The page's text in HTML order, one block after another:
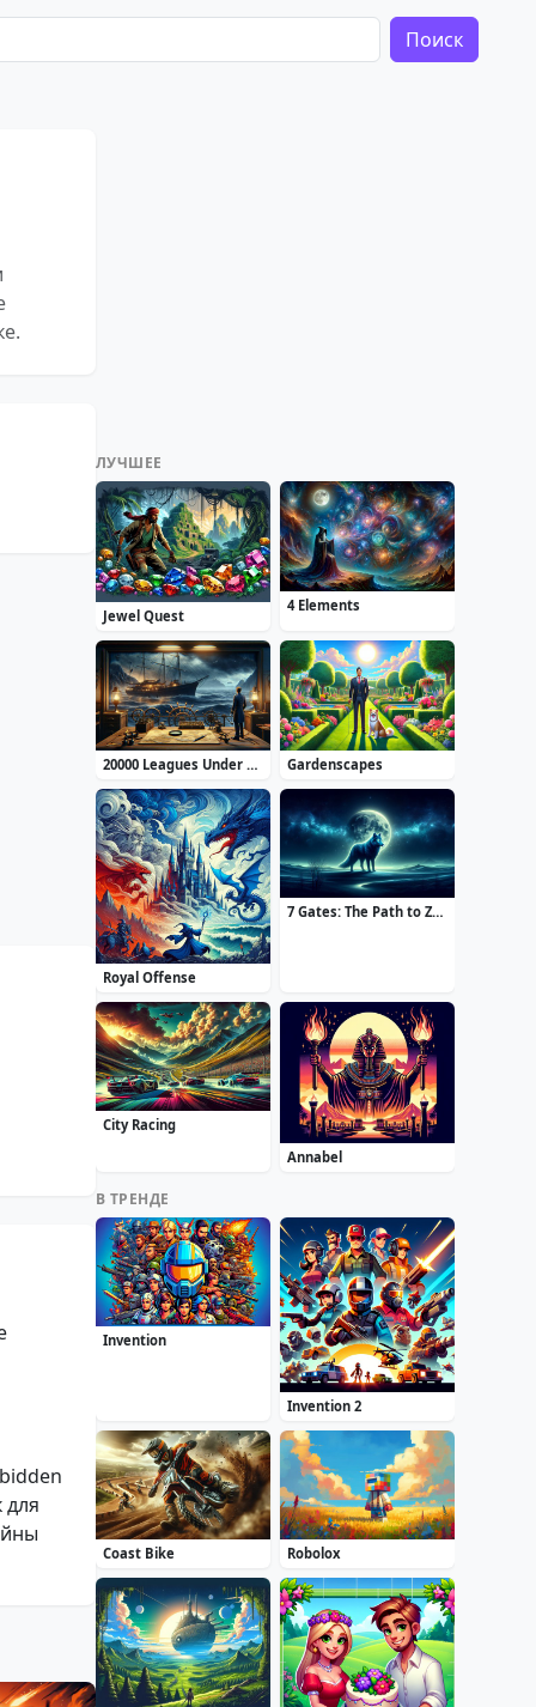
Поиск
для
ЛУЧШЕЕ
Jewel Quest
4 Elements
20000 Leagues Under the Sea: Captain Nemo Gardenscapes
Royal Offense
7 Gates: The Path to Zamolxes
City Racing
Annabel
В ТРЕНДЕ
Invention
Invention 2
Coast Bike Robolox